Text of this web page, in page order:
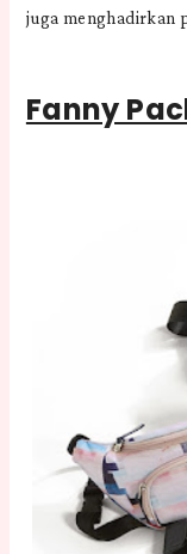
juga menghadirkan
Fanny